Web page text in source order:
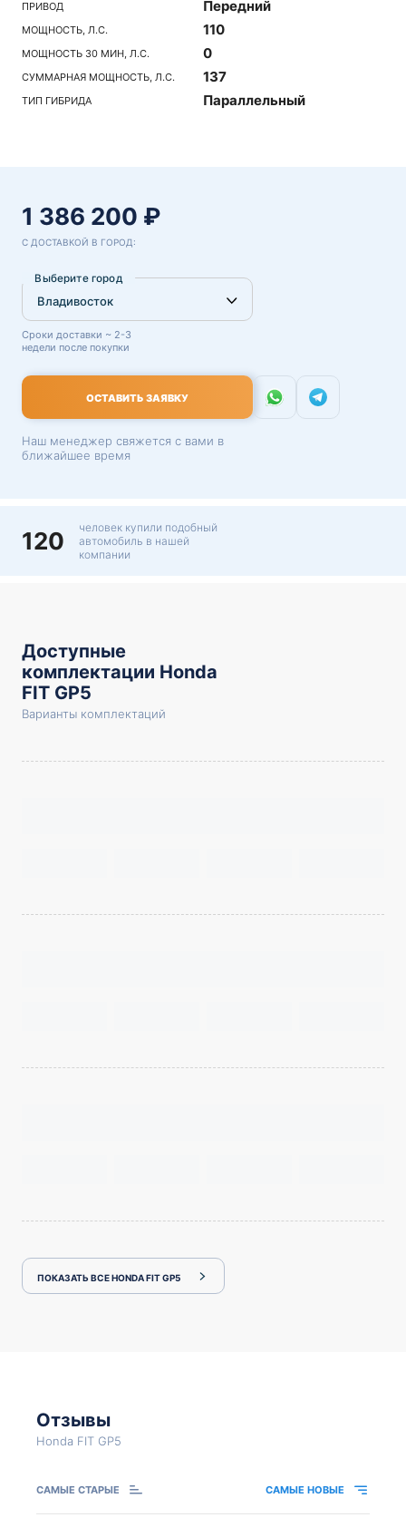
ПРИВОД Передний
МОЩНОСТЬ, Л.С. 110
МОЩНОСТЬ 30 МИН, Л.С. 0
СУММАРНАЯ МОЩНОСТЬ, Л.С. 137
ТИП ГИБРИДА Параллельный
1 386 200 ₽
С ДОСТАВКОЙ В ГОРОД:
Выберите город
Сроки доставки ~ 2-3
недели после покупки
ОСТАВИТЬ ЗАЯВКУ
Наш менеджер свяжется с вами в
ближайшее время
120
человек купили подобный
автомобиль в нашей
компании
Доступные
комплектации Honda
FIT GP5
Варианты комплектаций
ПОКАЗАТЬ ВСЕ HONDA FIT GP5
Отзывы
Honda FIT GP5
САМЫЕ СТАРЫЕ САМЫЕ НОВЫЕ